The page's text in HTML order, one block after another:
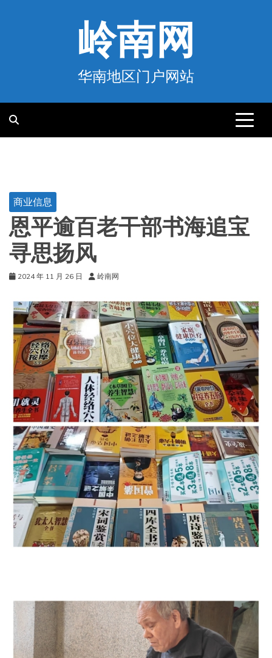
岭南网
华南地区门户网站
商业信息
恩平逾百老干部书海追宝
寻思扬风
2024 年 11 月 26 日 岭南网